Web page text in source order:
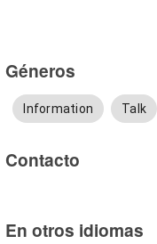
Géneros
Information Talk
Contacto
En otros idiomas